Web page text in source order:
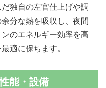
独自の左官仕上げや調
分な熱を吸収し、夜間
のエネルギー効率を高
適に保ちます。
能・設備